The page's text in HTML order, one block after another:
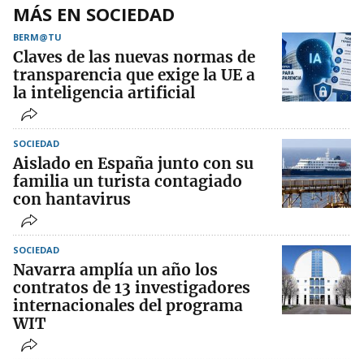
MÁS EN SOCIEDAD
BERM@TU
Claves de las nuevas normas de
transparencia que exige la UE a
la inteligencia artificial
SOCIEDAD
Aislado en España junto con su
familia un turista contagiado
con hantavirus
SOCIEDAD
Navarra amplía un año los
contratos de 13 investigadores
internacionales del programa
WIT